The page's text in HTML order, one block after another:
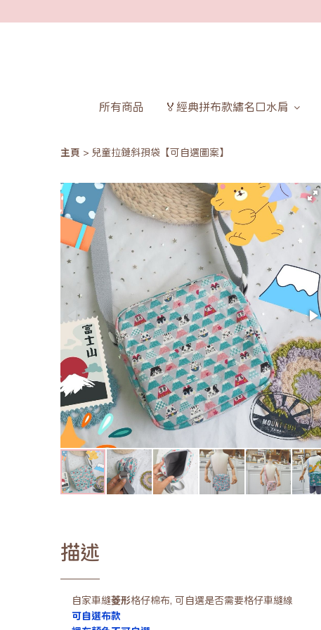
所有商品 🏅經典拼布款繡名口水肩
主頁 兒童拉鏈斜孭袋【可自選圖案】
描述
自家車縫菱形格仔棉布, 可自選是否需要格仔車縫線
可自選布款